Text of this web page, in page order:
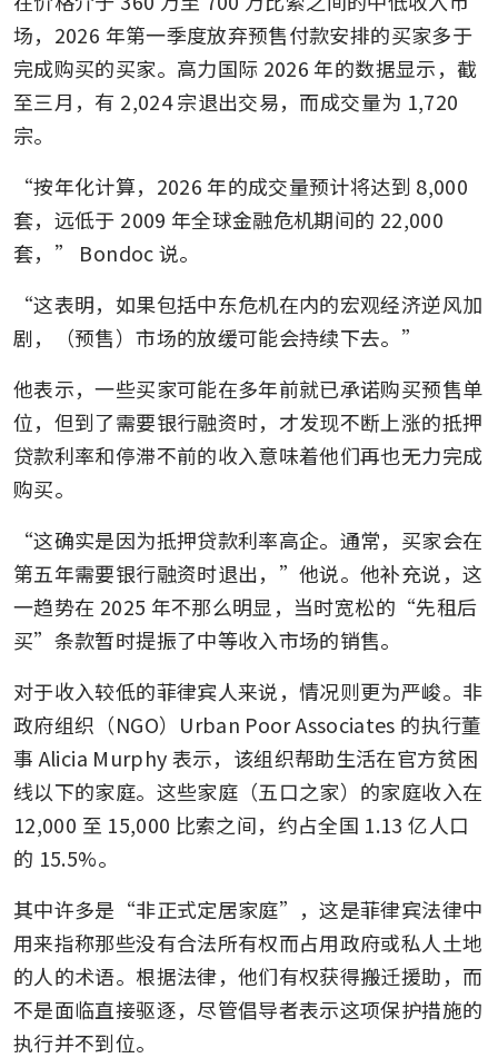
场，2026 年第一季度放弃预售付款安排的买家多于
完成购买的买家。高力国际 2026 年的数据显示，截
至三月，有 2,024 宗退出交易，而成交量为 1,720
宗。
“按年化计算，2026 年的成交量预计将达到 8,000
套，远低于 2009 年全球金融危机期间的 22,000
套，” Bondoc 说。
“这表明，如果包括中东危机在内的宏观经济逆风加
剧，（预售）市场的放缓可能会持续下去。”
他表示，一些买家可能在多年前就已承诺购买预售单
位，但到了需要银行融资时，才发现不断上涨的抵押
贷款利率和停滞不前的收入意味着他们再也无力完成
购买。
“这确实是因为抵押贷款利率高企。通常，买家会在
第五年需要银行融资时退出，”他说。他补充说，这
一趋势在 2025 年不那么明显，当时宽松的“先租后
买”条款暂时提振了中等收入市场的销售。
对于收入较低的菲律宾人来说，情况则更为严峻。非
政府组织（NGO）Urban Poor Associates 的执行董
事 Alicia Murphy 表示，该组织帮助生活在官方贫困
线以下的家庭。这些家庭（五口之家）的家庭收入在
12,000 至 15,000 比索之间，约占全国 1.13 亿人口
的 15.5%。
其中许多是“非正式定居家庭”，这是菲律宾法律中
用来指称那些没有合法所有权而占用政府或私人土地
的人的术语。根据法律，他们有权获得搬迁援助，而
不是面临直接驱逐，尽管倡导者表示这项保护措施的
执行并不到位。